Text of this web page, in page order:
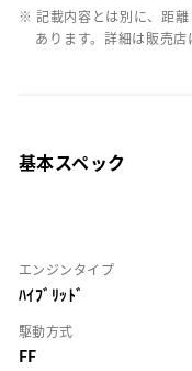
※ 記載内容とは別に、距
あります。詳細は販売店
基本スペック
エンジンタイプ
ﾊｲﾌﾞﾘｯﾄﾞ
駆動方式
FF